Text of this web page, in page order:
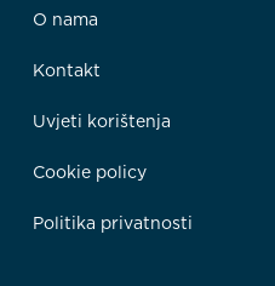
O nama
Kontakt
Uvjeti korištenja
Cookie policy
Politika privatnosti